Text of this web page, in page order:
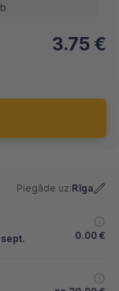
3.75 €
Piegāde uz:Rīga
0.00 €